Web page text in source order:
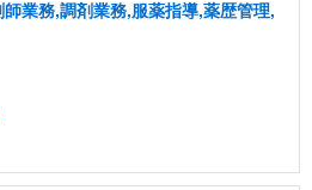
業務,調剤業務,服薬指導,薬歴管理,